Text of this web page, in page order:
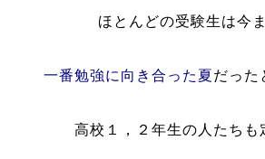
ほとんどの受験生は今
一番勉強に向き合った夏だった
高校１，２年生の人たちも